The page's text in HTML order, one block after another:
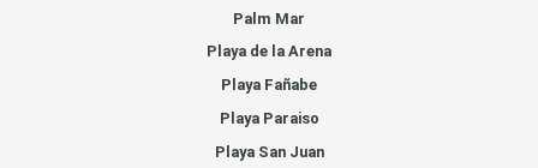
Palm Mar
Playa de la Arena
Playa Fañabe
Playa Paraiso
Playa San Juan